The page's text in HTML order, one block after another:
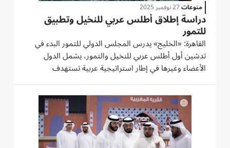
منوعات27 نوفمبر 2025
دراسة إطلاق أطلس عربي للنخيل وتطبيق
للتمور
القاهرة: «الخليج» يدرس المجلس الدولي للتمور البدء في
تدشين أول أطلس عربي للنخيل والتمور، يشمل الدول
الأعضاء وغيرها في إطار استراتيجية عربية تستهدف
الاستفادة من تقنيات الذكاء الاصطناعي في تنمية زراعة
التمور بالمنطقة العربية. وتأسس المجلس الذي يستهدف
تعزيز التعاون العربي...